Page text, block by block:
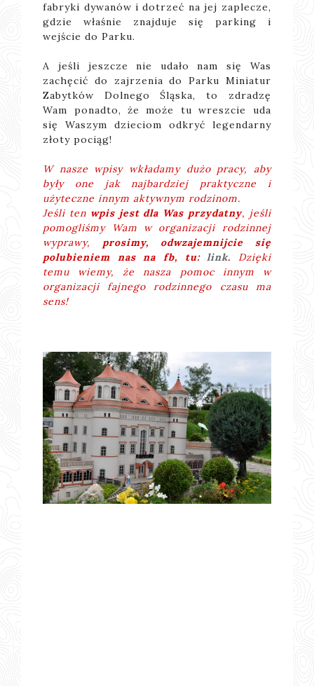
fabryki dywanów i dotrzeć na jej zaplecze,
gdzie właśnie znajduje się parking i
wejście do Parku.
A jeśli jeszcze nie udało nam się Was
zachęcić do zajrzenia do Parku Miniatur
Zabytków Dolnego Śląska, to zdradzę
Wam ponadto, że może tu wreszcie uda
się Waszym dzieciom odkryć legendarny
złoty pociąg!
W nasze wpisy wkładamy dużo pracy, aby
były one jak najbardziej praktyczne i
użyteczne innym aktywnym rodzinom.
Jeśli ten wpis jest dla Was przydatny, jeśli
pomogliśmy Wam w organizacji rodzinnej
wyprawy, prosimy, odwzajemnijcie się
polubieniem nas na fb, tu:link. Dzięki
temu wiemy, że nasza pomoc innym w
organizacji fajnego rodzinnego czasu ma
sens!